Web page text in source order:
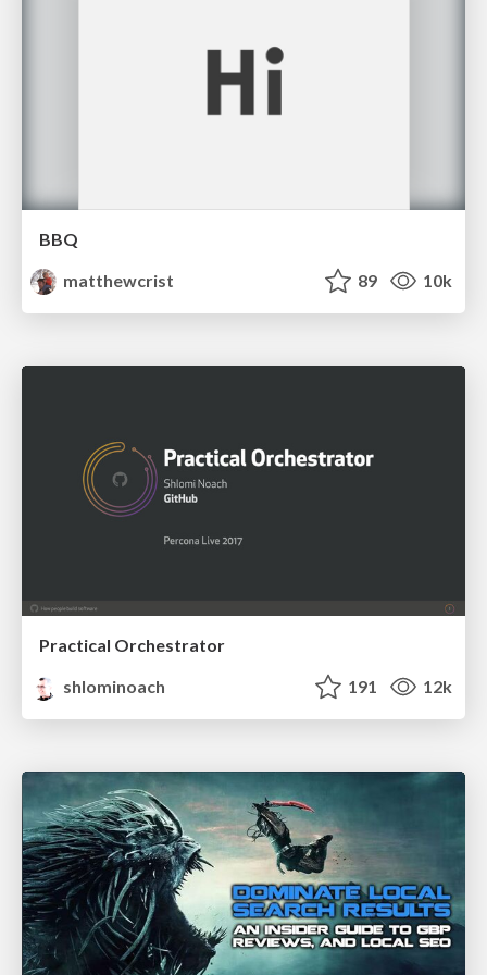
BBQ
matthewcrist
89 10k
Practical Orchestrator
shlominoach
191 12k